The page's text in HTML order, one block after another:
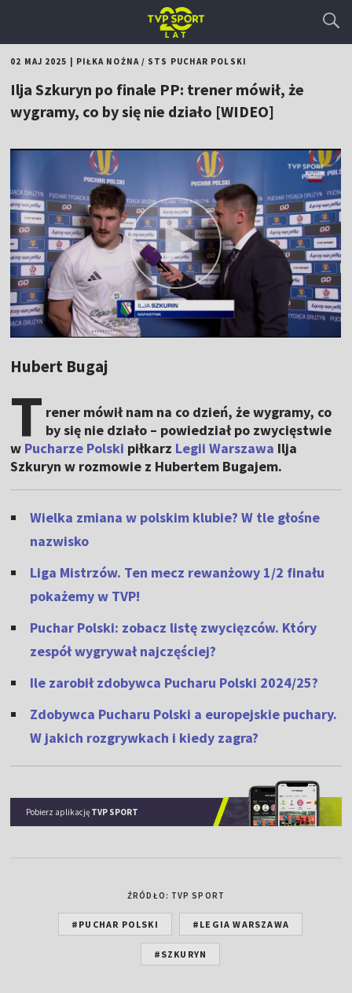
02 MAJ 2025 PIŁKA NOŻNA/ STS PUCHAR POLSKI
Ilja Szkuryn po finale PP: trener mówił, że
wygramy, co by się nie działo [WIDEO]
Hubert Bugaj
T rener mówił nam na co dzień, że wygramy, co
by się nie działo – powiedział po zwycięstwie
w Pucharze Polski piłkarz Legii Warszawa Ilja
Szkuryn w rozmowie z Hubertem Bugajem.
Wielka zmiana w polskim klubie? W tle głośne
nazwisko
Liga Mistrzów. Ten mecz rewanżowy 1/2 finału
pokażemy w TVP!
Puchar Polski: zobacz listę zwycięzców. Który
zespół wygrywał najczęściej?
Ile zarobił zdobywca Pucharu Polski 2024/25?
Zdobywca Pucharu Polski a europejskie puchary.
W jakich rozgrywkach i kiedy zagra?
Pobierz aplikację TVP SPORT
ŹRÓDŁO: TVP SPORT
#PUCHAR POLSKI #LEGIA WARSZAWA
#SZKURYN